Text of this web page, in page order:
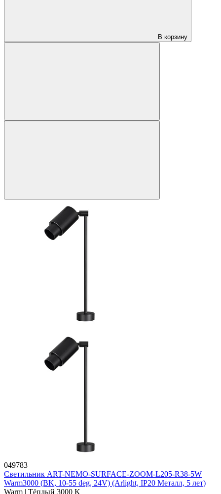
В корзину
049783
Светильник ART-NEMO-SURFACE-ZOOM-L205-R38-5W
Warm3000 (BK, 10-55 deg, 24V) (Arlight, IP20 Металл, 5 лет)
Warm | Тёплый 3000 K